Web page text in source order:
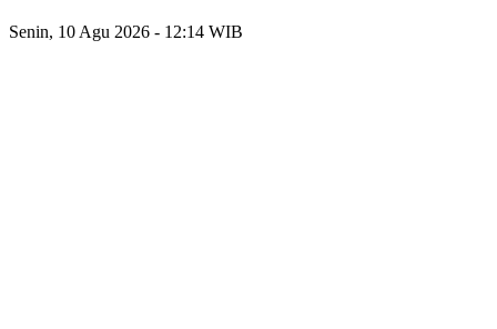
Senin, 10 Agu 2026 - 12:14 WIB